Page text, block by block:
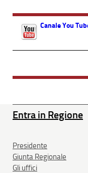
Canale You
Entra in Regione
Presidente
Giunta Regionale
Gli uffici